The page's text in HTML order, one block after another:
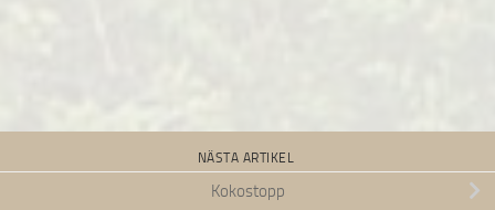
NÄSTA ARTIKEL
Kokostopp